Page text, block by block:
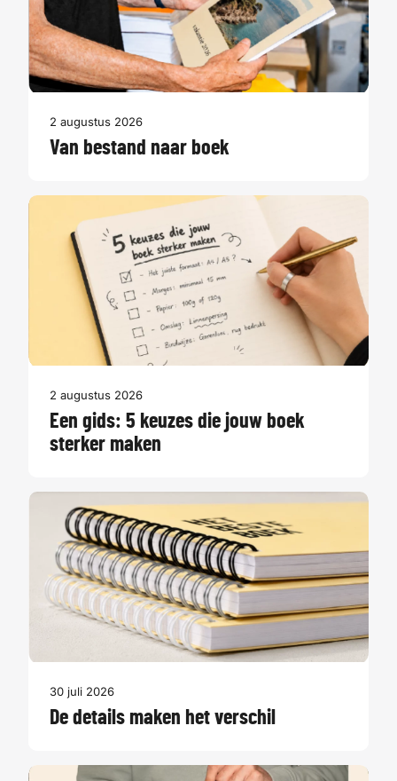
2 augustus 2026
Van bestand naar boek
2 augustus 2026
Een gids: 5 keuzes die jouw boek
sterker maken
30 juli 2026
De details maken het verschil